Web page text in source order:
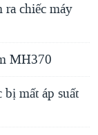
chiếc máy
MH370
mất áp suất